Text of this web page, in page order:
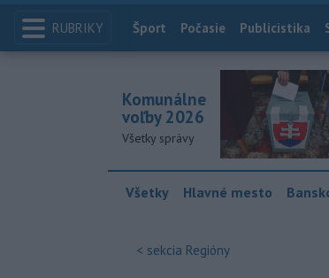
RUBRIKY Index
Šport Počasie Publicistika
Komunálne
voľby 2026
Všetky správy
Všetky Hlavné mesto
< sekcia Regióny